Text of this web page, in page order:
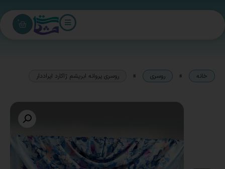
0
خانه » روسری » روسری پروانه ابریشم ژاکارد ایراددار